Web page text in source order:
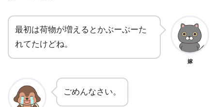
最初は荷物が増えるとかぶーぶーた
れてたけどね。
嫁
ごめんなさい。